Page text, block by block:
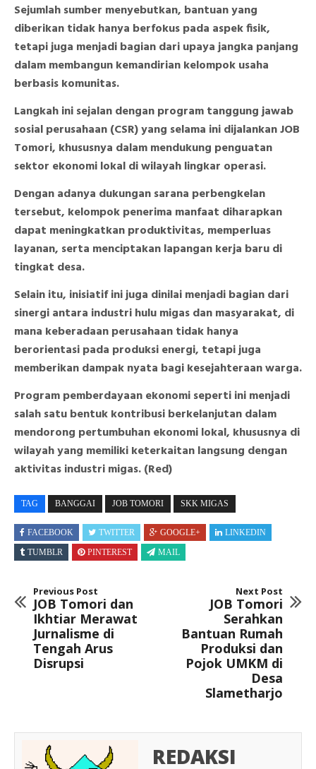
Sejumlah sumber menyebutkan, bantuan yang
diberikan tidak hanya berfokus pada aspek fisik,
tetapi juga menjadi bagian dari upaya jangka panjang
dalam membangun kemandirian kelompok usaha
berbasis komunitas.
Langkah ini sejalan dengan program tanggung jawab
sosial perusahaan (CSR) yang selama ini dijalankan JOB
Tomori, khususnya dalam mendukung penguatan
sektor ekonomi lokal di wilayah lingkar operasi.
Dengan adanya dukungan sarana perbengkelan
tersebut, kelompok penerima manfaat diharapkan
dapat meningkatkan produktivitas, memperluas
layanan, serta menciptakan lapangan kerja baru di
tingkat desa.
Selain itu, inisiatif ini juga dinilai menjadi bagian dari
sinergi antara industri hulu migas dan masyarakat, di
mana keberadaan perusahaan tidak hanya
berorientasi pada produksi energi, tetapi juga
memberikan dampak nyata bagi kesejahteraan warga.
Program pemberdayaan ekonomi seperti ini menjadi
salah satu bentuk kontribusi berkelanjutan dalam
mendorong pertumbuhan ekonomi lokal, khususnya di
wilayah yang memiliki keterkaitan langsung dengan
aktivitas industri migas. (Red)
TAG BANGGAI JOB TOMORI SKK MIGAS
FACEBOOK TWITTER GOOGLE+
LINKEDIN
TUMBLR
PINTEREST MAIL
Previous Post
JOB Tomori dan
Ikhtiar Merawat
Jurnalisme di
Tengah Arus
Disrupsi
Next Post
JOB Tomori
Serahkan
Bantuan Rumah
Produksi dan
Pojok UMKM di
Desa
Slametharjo
REDAKSI